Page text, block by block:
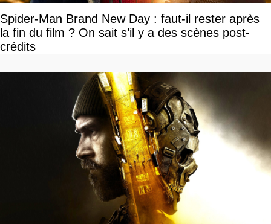
Spider-Man Brand New Day : faut-il rester après
la fin du film ? On sait s’il y a des scènes post-
crédits